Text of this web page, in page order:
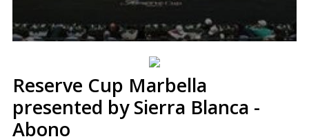
Reserve Cup Marbella
presented by Sierra Blanca -
Abono